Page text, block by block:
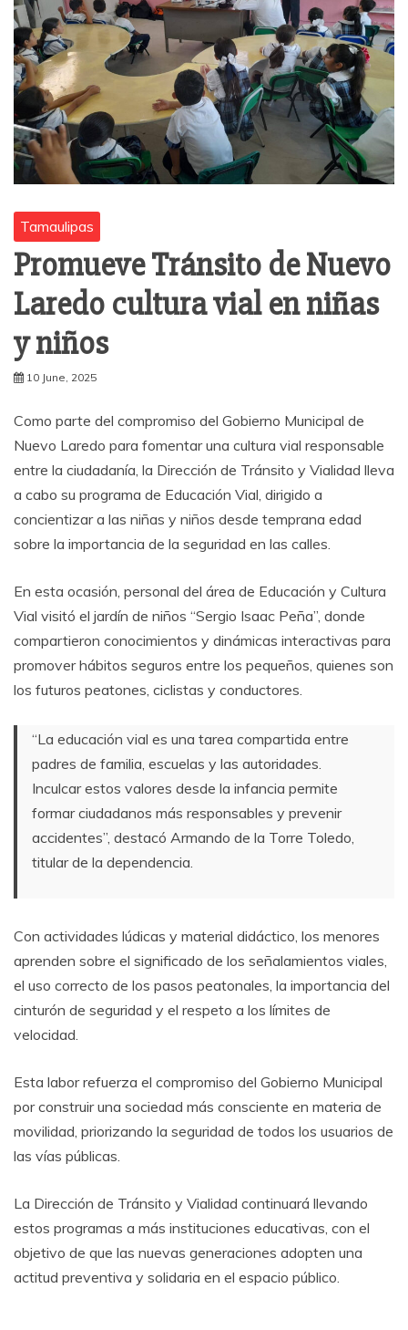
Tamaulipas
Promueve Tránsito de Nuevo
Laredo cultura vial en niñas
y niños
10 June, 2025
Como parte del compromiso del Gobierno Municipal de
Nuevo Laredo para fomentar una cultura vial responsable
entre la ciudadanía, la Dirección de Tránsito y Vialidad lleva
a cabo su programa de Educación Vial, dirigido a
concientizar a las niñas y niños desde temprana edad
sobre la importancia de la seguridad en las calles.
En esta ocasión, personal del área de Educación y Cultura
Vial visitó el jardín de niños “Sergio Isaac Peña”, donde
compartieron conocimientos y dinámicas interactivas para
promover hábitos seguros entre los pequeños, quienes son
los futuros peatones, ciclistas y conductores.
“La educación vial es una tarea compartida entre
padres de familia, escuelas y las autoridades.
Inculcar estos valores desde la infancia permite
formar ciudadanos más responsables y prevenir
accidentes”, destacó Armando de la Torre Toledo,
titular de la dependencia.
Con actividades lúdicas y material didáctico, los menores
aprenden sobre el significado de los señalamientos viales,
el uso correcto de los pasos peatonales, la importancia del
cinturón de seguridad y el respeto a los límites de
velocidad.
Esta labor refuerza el compromiso del Gobierno Municipal
por construir una sociedad más consciente en materia de
movilidad, priorizando la seguridad de todos los usuarios de
las vías públicas.
La Dirección de Tránsito y Vialidad continuará llevando
estos programas a más instituciones educativas, con el
objetivo de que las nuevas generaciones adopten una
actitud preventiva y solidaria en el espacio público.